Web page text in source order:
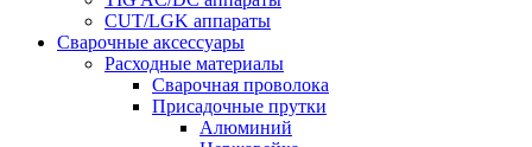
CUT/LGK аппараты
Сварочные аксессуары
Расходные материалы
Сварочная проволока
Присадочные прутки
Алюминий